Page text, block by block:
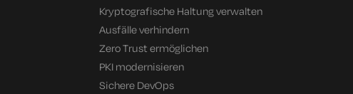
Kryptografische Haltung verwalten
Ausfälle verhindern
Zero Trust ermöglichen
PKI modernisieren
Sichere DevOps